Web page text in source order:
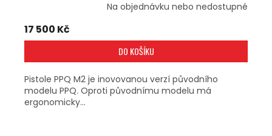
Na objednávku nebo nedostupné
17 500 Kč
DO KOŠÍKU
Pistole PPQ M2 je inovovanou verzí původního
modelu PPQ. Oproti původnímu modelu má
ergonomicky...